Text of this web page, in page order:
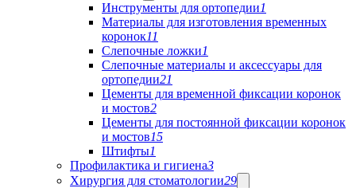
Инструменты для ортопедии1
Материалы для изготовления временных
коронок11
Слепочные ложки1
Слепочные материалы и аксессуары для
ортопедии21
Цементы для временной фиксации коронок
и мостов2
Цементы для постоянной фиксации коронок
и мостов15
Штифты1
Профилактика и гигиена3
Хирургия для стоматологии29